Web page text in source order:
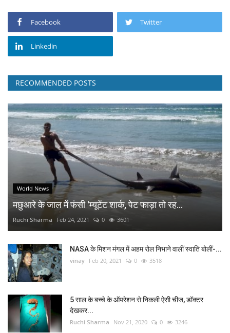
Facebook Twitter
Linkedin
RECOMMENDED POSTS
World News
मछुआरे के जाल में फंसी 'म्यूटेंट शार्क, पेट फाड़ा तो रह...
Ruchi Sharma Feb 24, 2021 0 3601
NASA के मिशन मंगल में अहम रोल निभाने वालीं स्वाति बोलीं-...
vinay Feb 20, 2021 0 3518
5 साल के बच्चे के ऑपरेशन से निकली ऐसी चीज, डॉक्टर
देखकर...
Ruchi Sharma Nov 21, 2020 0 3246